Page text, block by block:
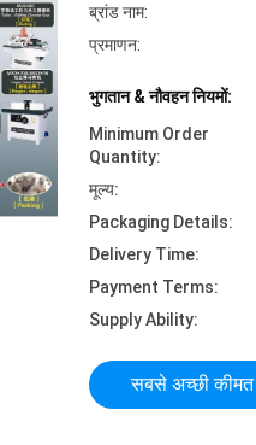
ब्रांड नाम:
प्रमाणन:
भुगतान & नौवहन नियमों:
Minimum Order
Quantity:
मूल्य:
Packaging Details:
Delivery Time:
Payment Terms:
Supply Ability:
सबसे अच्छी कीमत